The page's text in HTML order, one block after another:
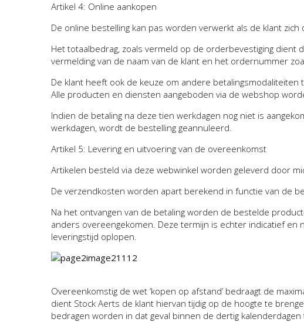
Artikel 4: Online aankopen
De online bestelling kan pas worden verwerkt als de klant
Het totaalbedrag, zoals vermeld op de orderbevestiging
vermelding van de naam van de klant en het ordernummer
De klant heeft ook de keuze om andere
Alle producten en diensten aangeboden via de webshop
Indien de betaling na deze tien werkdagen nog niet is
werkdagen, wordt de bestelling geannuleerd.
Artikel 5: Levering en uitvoering van de overeenkomst
Artikelen besteld via deze webwinkel worden geleverd door
De verzendkosten worden apart berekend in functie van de
Na het ontvangen van de betaling worden de bestelde
anders overeengekomen. Deze termijn is echter indicatief
leveringstijd oplopen.
Overeenkomstig de wet ‘kopen op afstand’ bedraagt de
dient Stock Aerts de klant hiervan tijdig op de hoogte te
bedragen worden in dat geval binnen de dertig kalenderdagen